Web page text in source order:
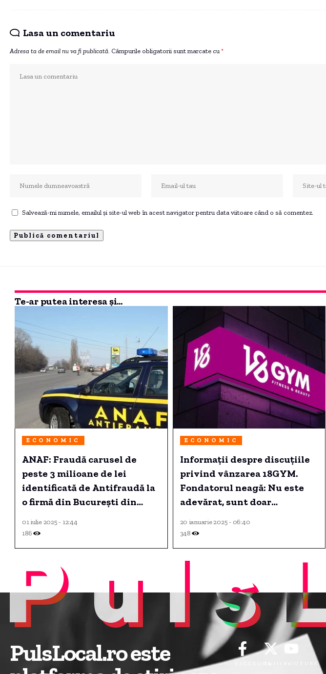
Lasa un comentariu
Adresa ta de email nu va fi publicată. Câmpurile obligatorii sunt marcate cu *
Salvează-mi numele, emailul și site-ul web în acest navigator pentru data viitoare când o să comentez.
Te-ar putea interesa și...
ECONOMIC
ANAF: Fraudă carusel de
peste 3 milioane de lei
identificată de Antifraudă la
o firmă din București din
telefoane mobile
01 iulie 2025 - 12:44
186
ECONOMIC
Informații despre discuțiile
privind vânzarea 18GYM.
Fondatorul neagă: Nu este
adevărat, sunt doar
concentrăm pe dezvoltarea
săli.
20 ianuarie 2025 - 06:40
348
PulsLocal.ro este
YOUTUBE